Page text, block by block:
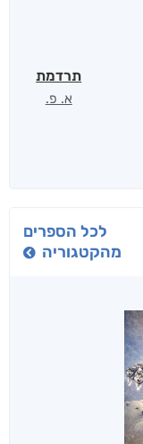
תרדמת
א. פ.
לכל הספרים
מהקטגוריה